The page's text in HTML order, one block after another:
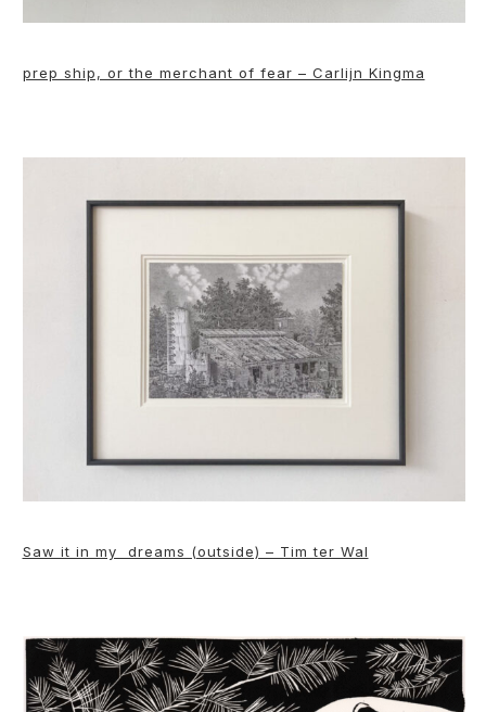
prep ship, or the merchant of fear – Carlijn Kingma
Saw it in my dreams (outside) – Tim ter Wal